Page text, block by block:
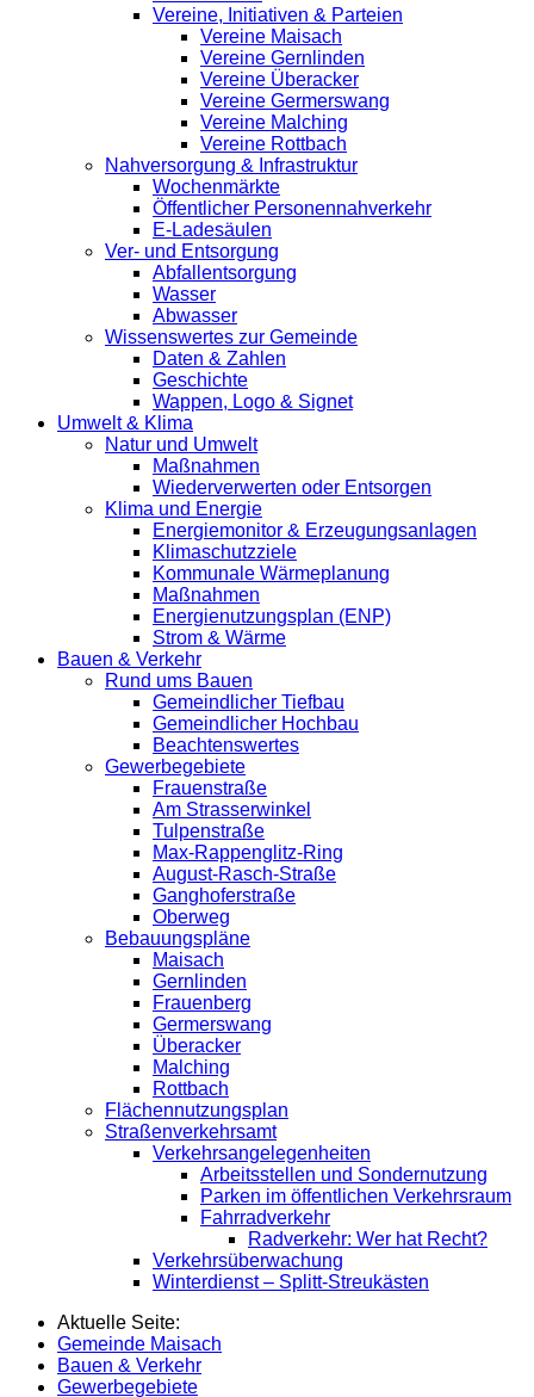
Vereine, Initiativen & Parteien
Vereine Maisach
Vereine Gernlinden
Vereine Überacker
Vereine Germerswang
Vereine Malching
Vereine Rottbach
Nahversorgung & Infrastruktur
Wochenmärkte
Öffentlicher Personennahverkehr
E-Ladesäulen
Ver- und Entsorgung
Abfallentsorgung
Wasser
Abwasser
Wissenswertes zur Gemeinde
Daten & Zahlen
Geschichte
Wappen, Logo & Signet
Umwelt & Klima
Natur und Umwelt
Maßnahmen
Wiederverwerten oder Entsorgen
Klima und Energie
Energiemonitor & Erzeugungsanlagen
Klimaschutzziele
Kommunale Wärmeplanung
Maßnahmen
Energienutzungsplan (ENP)
Strom & Wärme
Bauen & Verkehr
Rund ums Bauen
Gemeindlicher Tiefbau
Gemeindlicher Hochbau
Beachtenswertes
Gewerbegebiete
Frauenstraße
Am Strasserwinkel
Tulpenstraße
Max-Rappenglitz-Ring
August-Rasch-Straße
Ganghoferstraße
Oberweg
Bebauungspläne
Maisach
Gernlinden
Frauenberg
Germerswang
Überacker
Malching
Rottbach
Flächennutzungsplan
Straßenverkehrsamt
Verkehrsangelegenheiten
Arbeitsstellen und Sondernutzung
Parken im öffentlichen Verkehrsraum
Fahrradverkehr
Radverkehr: Wer hat Recht?
Verkehrsüberwachung
Winterdienst – Splitt-Streukästen
Aktuelle Seite:
Gemeinde Maisach
Bauen & Verkehr
Gewerbegebiete